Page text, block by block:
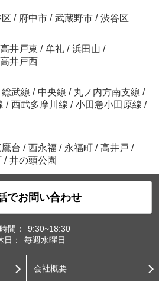
/ 府中市 / 武蔵野市 / 渋谷区
高井戸東 / 牟礼 / 浜田山 /
高井戸西
総武線 / 中央線 / 丸ノ内方南支線 /
/ 西武多摩川線 / 小田急小田原線 /
鷹台 / 西永福 / 永福町 / 高井戸 /
/ 井の頭公園
でお問い合わせ
間：
9:30~18:30
日：
毎週水曜日
会社概要